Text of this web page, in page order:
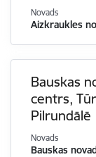
Novads
Aizkraukles
Bauskas
centrs,
Pilrundālē
Novads
Bauskas